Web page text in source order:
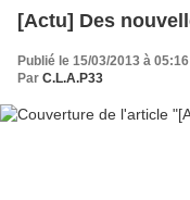
[Actu] Des
Publié le 15/03/2013 à 05:16
Par C.L.A.P33